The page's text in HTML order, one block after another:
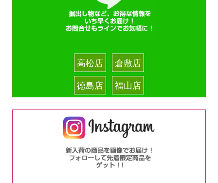
高松店
倉敷店
徳島店
福山店